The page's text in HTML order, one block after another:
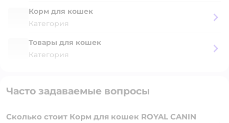
Корм для кошек
Категория
Товары для кошек
Категория
Часто задаваемые вопросы
Сколько стоит Корм для кошек ROYAL CANIN